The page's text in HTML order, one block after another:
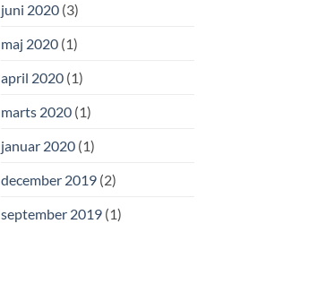
juni 2020(3)
maj 2020(1)
april 2020(1)
marts 2020(1)
januar 2020(1)
december 2019(2)
september 2019(1)